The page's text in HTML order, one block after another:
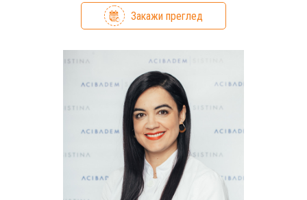
Закажи преглед